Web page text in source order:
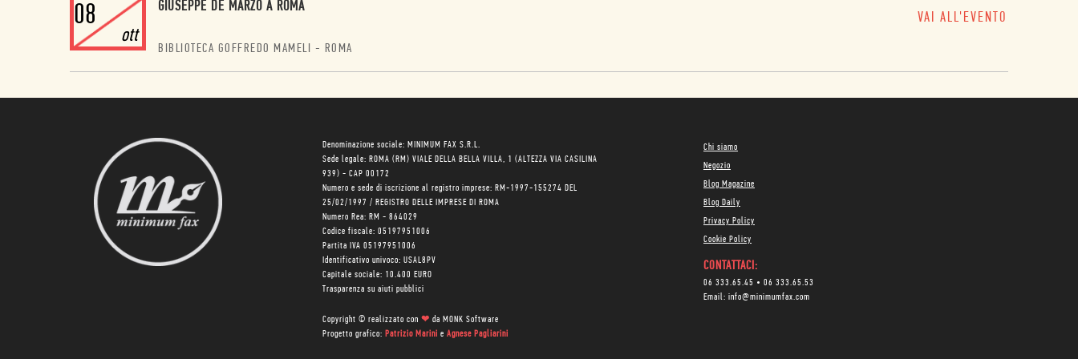
08
ott
GIUSEPPE DE MARZO A ROMA
BIBLIOTECA GOFFREDO MAMELI - ROMA
VAI ALL'EVENTO
Denominazione sociale: MINIMUM FAX S.R.L.
Sede legale: ROMA (RM) VIALE DELLA BELLA VILLA, 1 (ALTEZZA VIA CASILINA
939) - CAP 00172
Numero e sede di iscrizione al registro imprese: RM-1997-155274 DEL
25/02/1997 / REGISTRO DELLE IMPRESE DI ROMA
Numero Rea: RM - 864029
Codice fiscale: 05197951006
Partita IVA 05197951006
Identificativo univoco: USAL8PV
Capitale sociale: 10.400 EURO
Trasparenza su aiuti pubblici
Copyright © realizzato con ❤ da MONK Software
Progetto grafico: Patrizio Marini e Agnese Pagliarini
Chi siamo
Negozio
Blog Magazine
Blog Daily
Privacy Policy
Cookie Policy
CONTATTACI:
06 333.65.45 • 06 333.65.53
Email: info@minimumfax.com